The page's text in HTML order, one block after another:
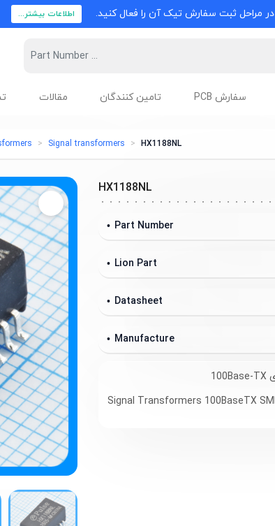
مراحل ثبت سفارش تیک آن را فعال کنید. اطلاعات بیشتر...
سفارش PCB تامین کنندگان مقالات
Signal transformers HX1188NL
HX1188NL
Part Number
Lion Part
Datasheet
Manufacture
Signal Transformers 100BaseTX